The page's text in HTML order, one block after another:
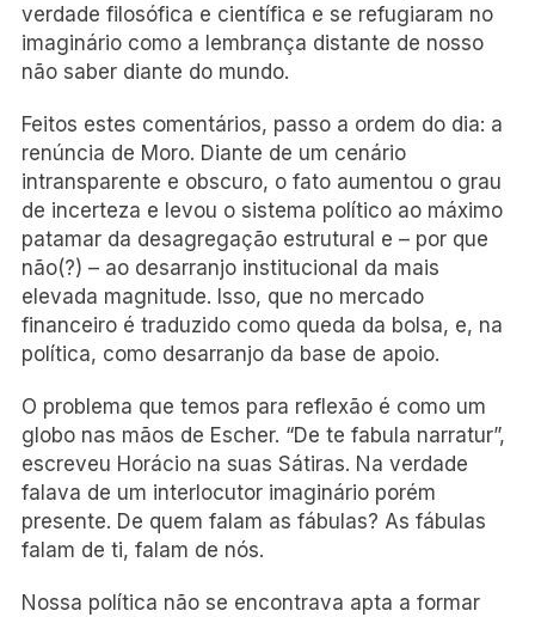
verdade filosófica e científica e se refugiaram no
imaginário como a lembrança distante de nosso
não saber diante do mundo.
Feitos estes comentários, passo a ordem do dia: a
renúncia de Moro. Diante de um cenário
intransparente e obscuro, o fato aumentou o grau
de incerteza e levou o sistema político ao máximo
patamar da desagregação estrutural e – por que
não(?) – ao desarranjo institucional da mais
elevada magnitude. Isso, que no mercado
financeiro é traduzido como queda da bolsa, e, na
política, como desarranjo da base de apoio.
O problema que temos para reflexão é como um
globo nas mãos de Escher. “De te fabula narratur”,
escreveu Horácio na suas Sátiras. Na verdade
falava de um interlocutor imaginário porém
presente. De quem falam as fábulas? As fábulas
falam de ti, falam de nós.
Nossa política não se encontrava apta a formar